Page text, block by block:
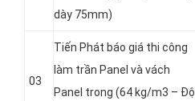
dày 75mm)
03
Tiến Phát báo giá thi công
làm trần Panel và vách
Panel trong (64 kg/m3 – Độ